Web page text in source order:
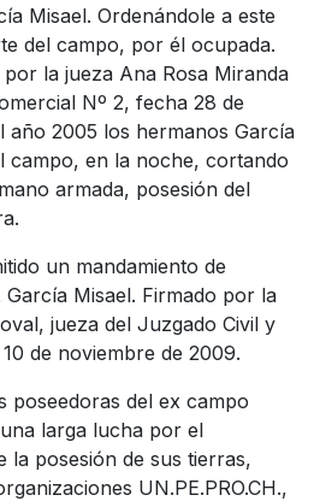
Misael. Ordenándole a este
del campo, por él ocupada.
la jueza Ana Rosa Miranda
Nº 2, fecha 28 de
2005 los hermanos García
campo, en la noche, cortando
armada, posesión del
un mandamiento de
Misael. Firmado por la
jueza del Juzgado Civil y
de noviembre de 2009.
poseedoras del ex campo
larga lucha por el
la posesión de sus tierras,
UN.PE.PRO.CH.,